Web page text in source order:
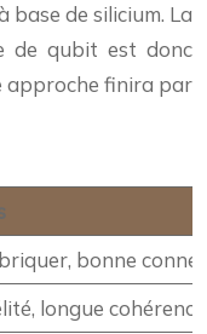
de silicium. La
de qubit est donc
approche finira par
bonne
longue cohérence